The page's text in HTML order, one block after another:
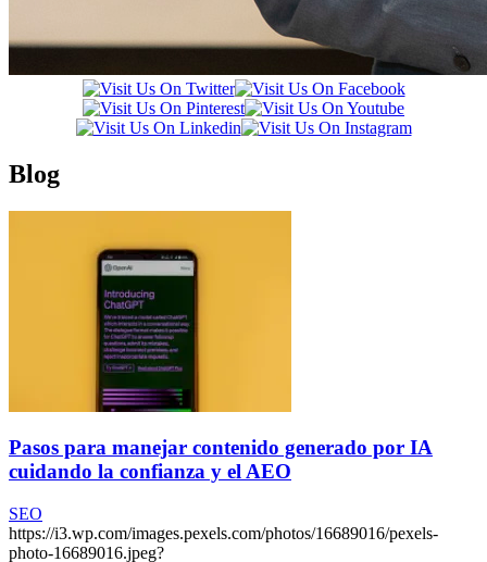
Blog
Pasos para manejar contenido generado por IA
cuidando la confianza y el AEO
SEO
https://i3.wp.com/images.pexels.com/photos/16689016/pexels-
photo-16689016.jpeg?